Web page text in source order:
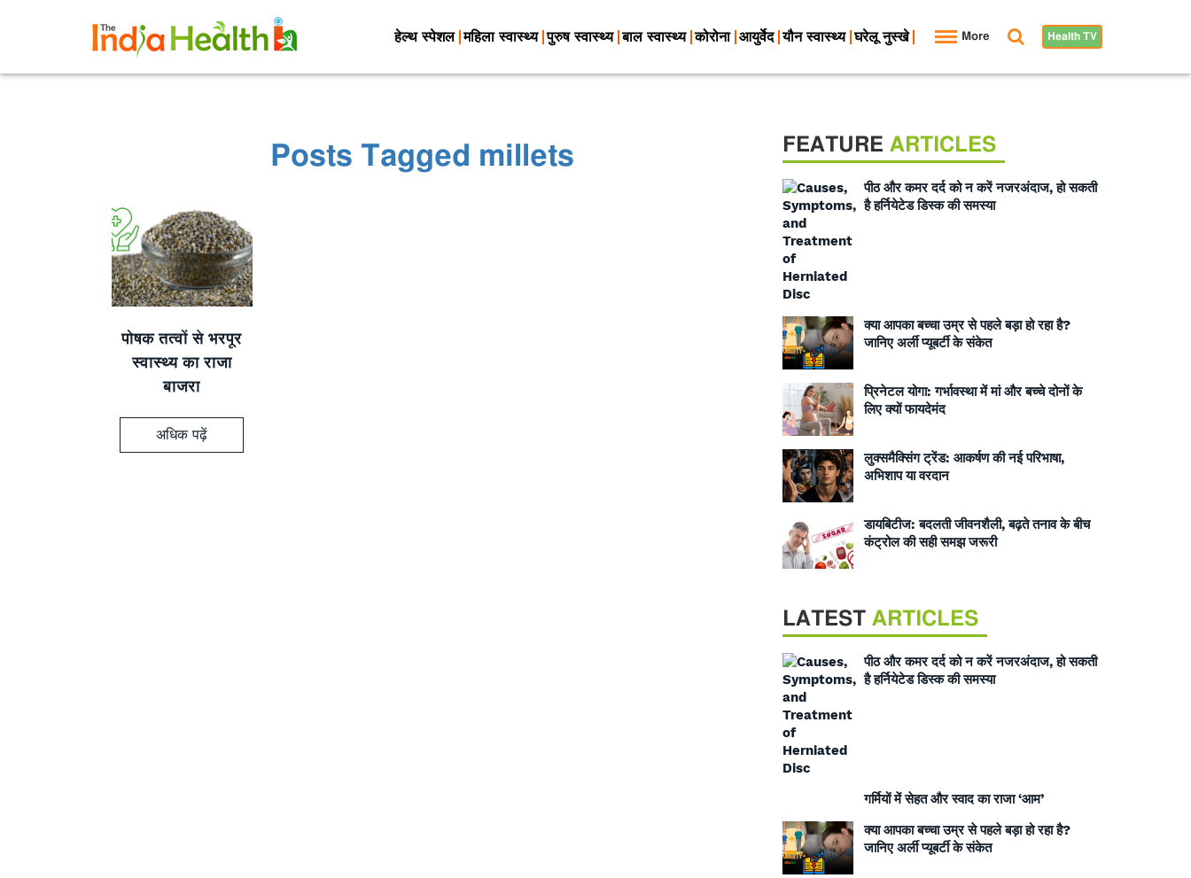
हेल्थ स्पेशल महिला स्वास्थ्य पुरुष स्वास्थ्य बाल स्वास्थ्य कोरोना आयुर्वेद यौन स्वास्थ्य घरेलू नुस्खे More Health TV
Posts Tagged millets
पोषक तत्वों से भरपूर
स्वास्थ्य का राजा
बाजरा
अधिक पढ़ें
FEATURE ARTICLES
पीठ और कमर दर्द को न करें नजरअंदाज, हो सकती
है हर्नियेटेड डिस्क की समस्या
क्या आपका बच्चा उम्र से पहले बड़ा हो रहा है?
जानिए अर्ली प्यूबर्टी के संकेत
प्रिनेटल योगा: गर्भावस्था में मां और बच्चे दोनों के
लिए क्यों फायदेमंद
लुक्समैक्सिंग ट्रेंड: आकर्षण की नई परिभाषा,
अभिशाप या वरदान
डायबिटीज: बदलती जीवनशैली, बढ़ते तनाव के बीच
कंट्रोल की सही समझ जरूरी
LATEST ARTICLES
पीठ और कमर दर्द को न करें नजरअंदाज, हो सकती
है हर्नियेटेड डिस्क की समस्या
गर्मियों में सेहत और स्वाद का राजा ‘आम’
क्या आपका बच्चा उम्र से पहले बड़ा हो रहा है?
जानिए अर्ली प्यूबर्टी के संकेत